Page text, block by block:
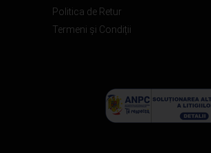
Politica de Retur
Termeni și Condiții